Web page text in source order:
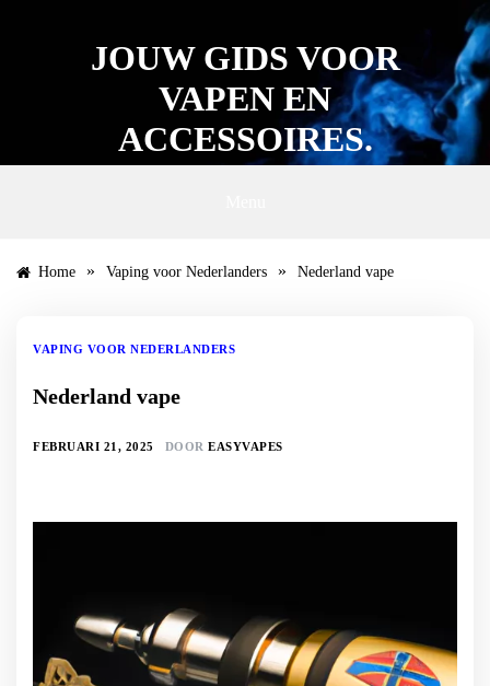
JOUW GIDS VOOR
VAPEN EN
ACCESSOIRES.
Home » Vaping voor Nederlanders » Nederland vape
VAPING VOOR NEDERLANDERS
Nederland vape
FEBRUARI 21, 2025 DOOR EASYVAPES